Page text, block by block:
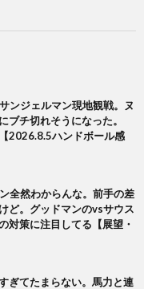
ンジェルマン現地観戦。ヌ
ブチ切れそうになった。
2026.8.5ハンドボール感
全然わからんな。前手の差
ど。グッドマンのvsサウス
対策に注目してる【展望・
ぎてたまらない。馬力と連